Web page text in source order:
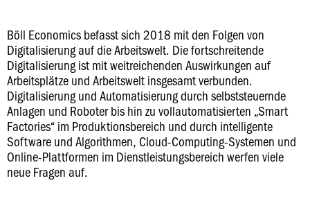
Böll Economics befasst sich 2018 mit den Folgen von
Digitalisierung auf die Arbeitswelt. Die fortschreitende
Digitalisierung ist mit weitreichenden Auswirkungen auf
Arbeitsplätze und Arbeitswelt insgesamt verbunden.
Digitalisierung und Automatisierung durch selbststeuernde
Anlagen und Roboter bis hin zu vollautomatisierten „Smart
Factories“ im Produktionsbereich und durch intelligente
Software und Algorithmen, Cloud-Computing-Systemen und
Online-Plattformen im Dienstleistungsbereich werfen viele
neue Fragen auf.